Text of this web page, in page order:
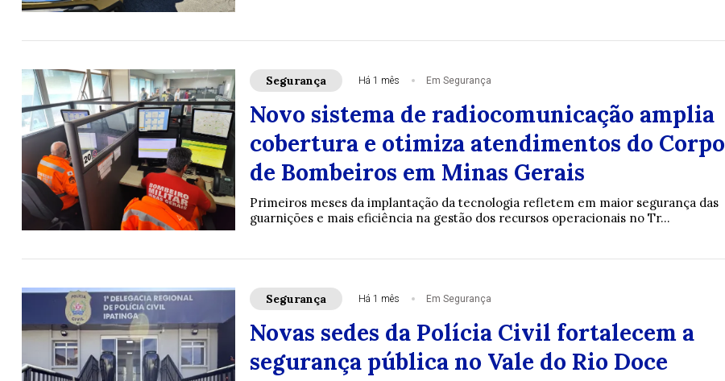
Segurança Há 1 mês Em Segurança
Novo sistema de radiocomunicação amplia
cobertura e otimiza atendimentos do Corpo
de Bombeiros em Minas Gerais
Primeiros meses da implantação da tecnologia refletem em maior segurança das
guarnições e mais eficiência na gestão dos recursos operacionais no Tr...
Segurança Há 1 mês Em Segurança
Novas sedes da Polícia Civil fortalecem a
segurança pública no Vale do Rio Doce